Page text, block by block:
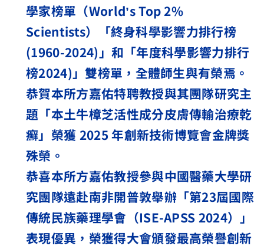
學家榜單（World’s Top 2%
Scientists）「終身科學影響力排行榜
(1960-2024)」和「年度科學影響力排行
榜2024)」雙榜單，全體師生與有榮焉。
恭賀本所方嘉佑特聘教授與其團隊研究主
題「本土牛樟芝活性成分皮膚傳輸治療乾
癬」榮獲 2025年創新技術博覽會金牌獎
殊榮。
恭喜本所方嘉佑教授參與中國醫藥大學研
究團隊遠赴南非開普敦舉辦「第23屆國際
傳統民族藥理學會（ISE-APSS 2024）」
表現優異，榮獲得大會頒發最高榮譽創新